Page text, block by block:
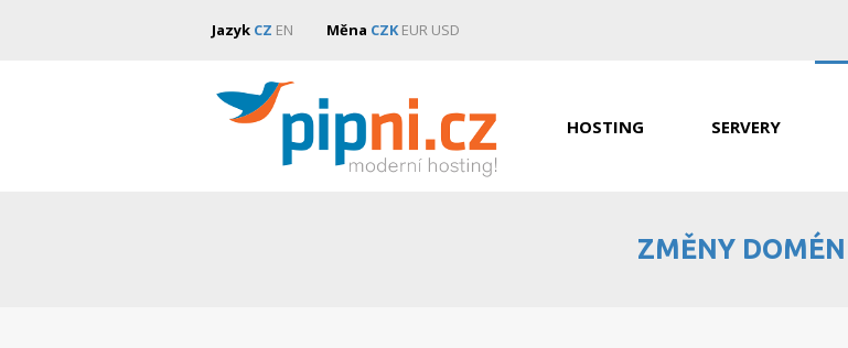
Jazyk CZ EN Měna CZK EUR USD
HOSTING SERVERY
ZMĚNY DOMÉN